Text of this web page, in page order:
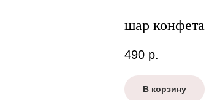
шар конфета
490 р.
В корзину